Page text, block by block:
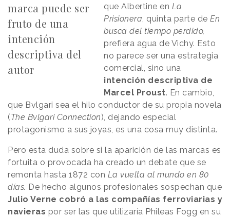
marca puede ser
fruto de una
intención
descriptiva del
autor
que Albertine en La
Prisionera , quinta parte de En
busca del tiempo perdido,
prefiera agua de Vichy. Esto
no parece ser una estrategia
comercial, sino una
intención descriptiva de
Marcel Proust. En cambio,
que Bvlgari sea el hilo conductor de su propia novela
(The Bvlgari Connection), dejando especial
protagonismo a sus joyas, es una cosa muy distinta.
Pero esta duda sobre si la aparición de las marcas es
fortuita o provocada ha creado un debate que se
remonta hasta 1872 con La vuelta al mundo en 80
días. De hecho algunos profesionales sospechan que
Julio Verne cobró a las compañías ferroviarias y
navieras por ser las que utilizaría Phileas Fogg en su